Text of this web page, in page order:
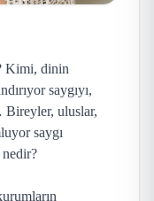
Kimi, dinin
saygıyı,
uluslar,
saygı
nedir?